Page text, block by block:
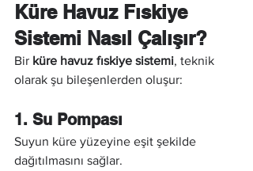
Küre Havuz Fıskiye
Sistemi Nasıl Çalışır?
Bir küre havuz fıskiye sistemi, teknik
olarak şu bileşenlerden oluşur:
1. Su Pompası
Suyun küre yüzeyine eşit şekilde
dağıtılmasını sağlar.